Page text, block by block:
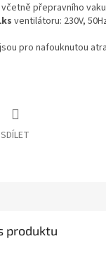
přepravního
ventilátoru: 230V,
pro nafouknutou
SDÍLET
produktu